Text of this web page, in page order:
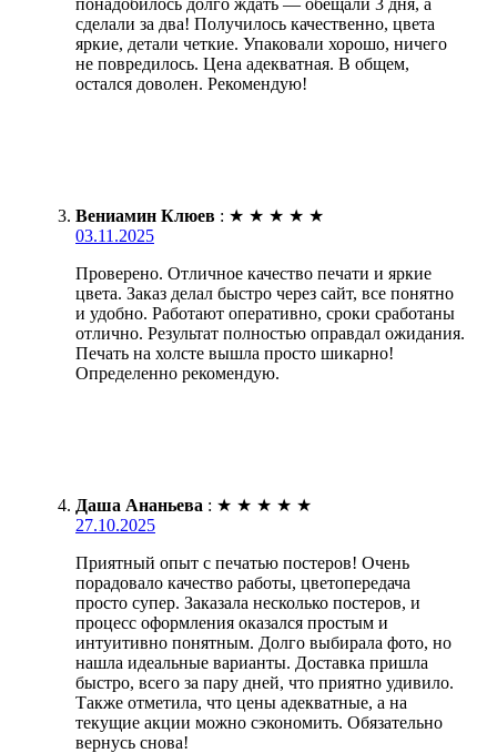
сделали за два! Получилось качественно, цвета
яркие, детали четкие. Упаковали хорошо, ничего
не повредилось. Цена адекватная. В общем,
остался доволен. Рекомендую!
Вениамин Клюев : ★ ★ ★ ★ ★
03.11.2025
Проверено. Отличное качество печати и яркие
цвета. Заказ делал быстро через сайт, все понятно
и удобно. Работают оперативно, сроки сработаны
отлично. Результат полностью оправдал ожидания.
Печать на холсте вышла просто шикарно!
Определенно рекомендую.
Даша Ананьева : ★ ★ ★ ★ ★
27.10.2025
Приятный опыт с печатью постеров! Очень
порадовало качество работы, цветопередача
просто супер. Заказала несколько постеров, и
процесс оформления оказался простым и
интуитивно понятным. Долго выбирала фото, но
нашла идеальные варианты. Доставка пришла
быстро, всего за пару дней, что приятно удивило.
Также отметила, что цены адекватные, а на
текущие акции можно сэкономить. Обязательно
вернусь снова!